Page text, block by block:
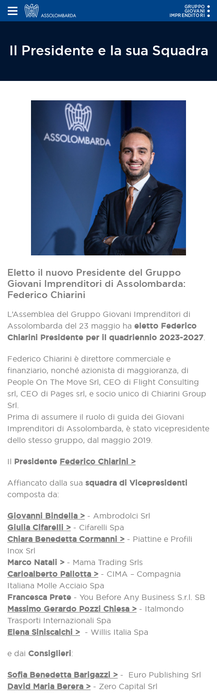
GRUPPO
GIOVANI
IMPRENDITORI
Il Presidente e la sua Squadra
Eletto il nuovo Presidente del Gruppo
Giovani Imprenditori di Assolombarda:
Federico Chiarini
L’Assemblea del Gruppo Giovani Imprenditori di
Assolombarda del 23 maggio ha eletto Federico
Chiarini Presidente per il quadriennio 2023-2027
Federico Chiarini è direttore commerciale e
finanziario, nonché azionista di maggioranza, di
People On The Move Srl, CEO di Flight Consulting
srl, CEO di Pages srl, e socio unico di Chiarini Group
Srl.
Prima di assumere il ruolo di guida dei Giovani
Imprenditori di Assolombarda, è stato vicepresidente
dello stesso gruppo, dal maggio 2019.
Il Presidente Federico Chiarini >
Affiancato dalla sua squadra di Vicepresidenti
composta da:
Giovanni Bindella > - Ambrodolci Srl
Giulia Cifarelli > - Cifarelli Spa
Chiara Benedetta Cormanni > - Piattine e Profili
Inox Srl
Marco Natali > - Mama Trading Srls
Carloalberto Pallotta > - CIMA – Compagnia
Italiana Molle Acciaio Spa
Francesca Prete - You Before Any Business S.r.l. SB
Massimo Gerardo Pozzi Chiesa > - Italmondo
Trasporti Internazionali Spa
Elena Siniscalchi >
- Willis Italia Spa
e dai Consiglieri:
Sofia Benedetta Barigazzi > - Euro Publishing Srl
David Maria Berera > - Zero Capital Srl